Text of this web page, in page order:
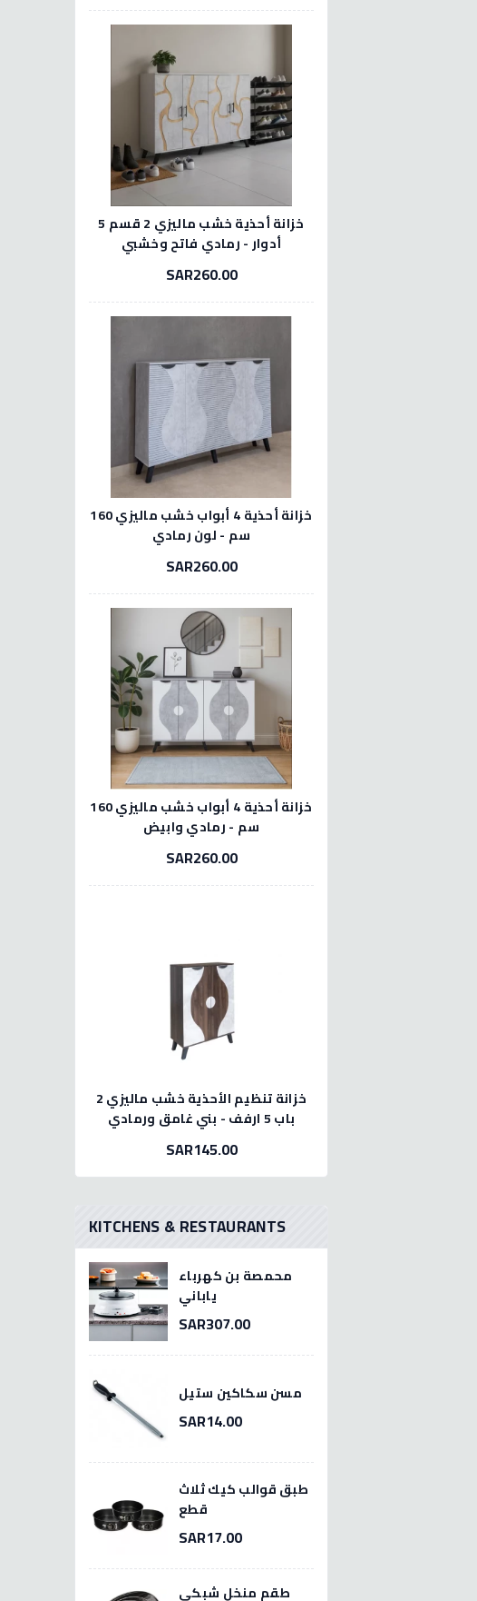
خزانة أحذية خشب ماليزي 2 قسم 5
أدوار - رمادي فاتح وخشبي
SAR260.00
خزانة أحذية 4 أبواب خشب ماليزي 160
سم - لون رمادي
SAR260.00
خزانة أحذية 4 أبواب خشب ماليزي 160
سم - رمادي وابيض
SAR260.00
خزانة تنظيم الأحذية خشب ماليزي 2
باب 5 ارفف - بني غامق ورمادي
SAR145.00
KITCHENS & RESTAURANTS
محمصة بن كهرباء
ياباني
SAR307.00
مسن سكاكين ستيل
SAR14.00
طبق قوالب كيك ثلاث
قطع
SAR17.00
طقم منخل شبكي